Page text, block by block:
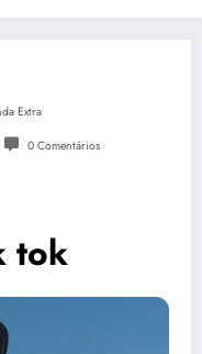
Extra
0 Comentários
tok